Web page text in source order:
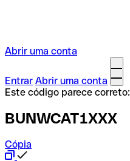
Abrir uma conta
Entrar Abrir uma conta
Este código parece correto:
BUNWCAT1XXX
Cópia